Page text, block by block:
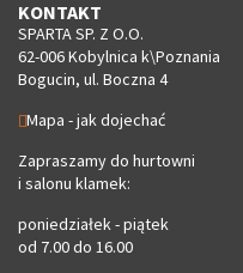
KONTAKT
SPARTA SP. Z O.O.
62-006 Kobylnica k\Poznania
Bogucin, ul. Boczna 4
Mapa - jak dojechać
Zapraszamy do hurtowni
i salonu klamek:
poniedziałek - piątek
od 7.00 do 16.00